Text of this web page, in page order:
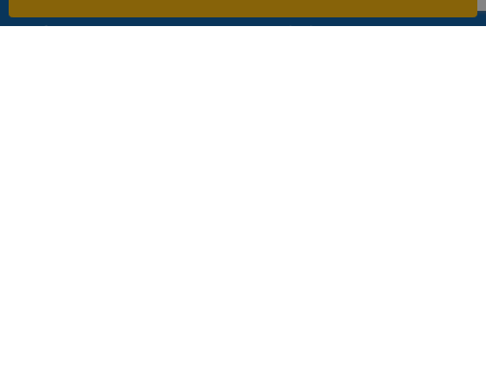
ofertas. Respetamos su privacidad.